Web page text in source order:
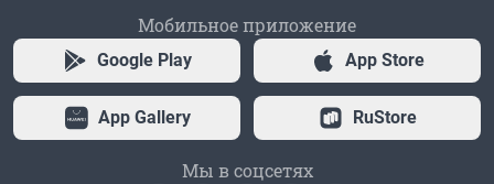
Мобильное приложение
Google Play App Store
App Gallery RuStore
Мы в соцсетях